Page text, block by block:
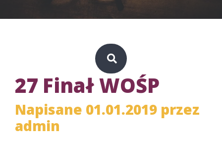
27 Finał WOŚP
Napisane 01.01.2019 przez
admin